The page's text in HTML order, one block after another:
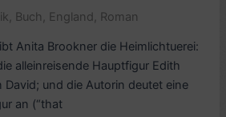
, Buch , England, Roman
Anita Brookner die Heimlichtuerei:
alleinreisende Hauptfigur Edith
David; und die Autorin deutet eine
an (“that